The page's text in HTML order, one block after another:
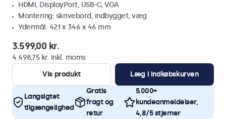
HDMI, DisplayPort, USB-C, VGA
Montering: skrivebord, indbygget, væg
Ydermål: 421 x 346 x 46 mm
3.599,00 kr.
4.498,75 kr. inkl. moms
Vis produkt
Læg i indkøbskurven
Langsigtet
tilgængelighed
Gratis
fragt og
retur
5.000+
kundeanmeldelser,
4,8/5 stjerner